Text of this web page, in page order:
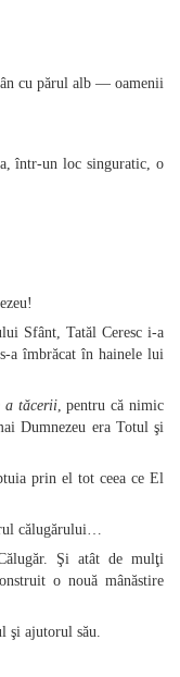
cu părul alb — oamenii
într‑un loc singuratic, o
Sfânt, Tatăl Ceresc i‑a
îmbrăcat în hainele lui
a tăcerii, pentru că nimic
Dumnezeu era Totul şi
prin el tot ceea ce El
călugărului…
Şi atât de mulţi
o nouă mânăstire
şi ajutorul său.